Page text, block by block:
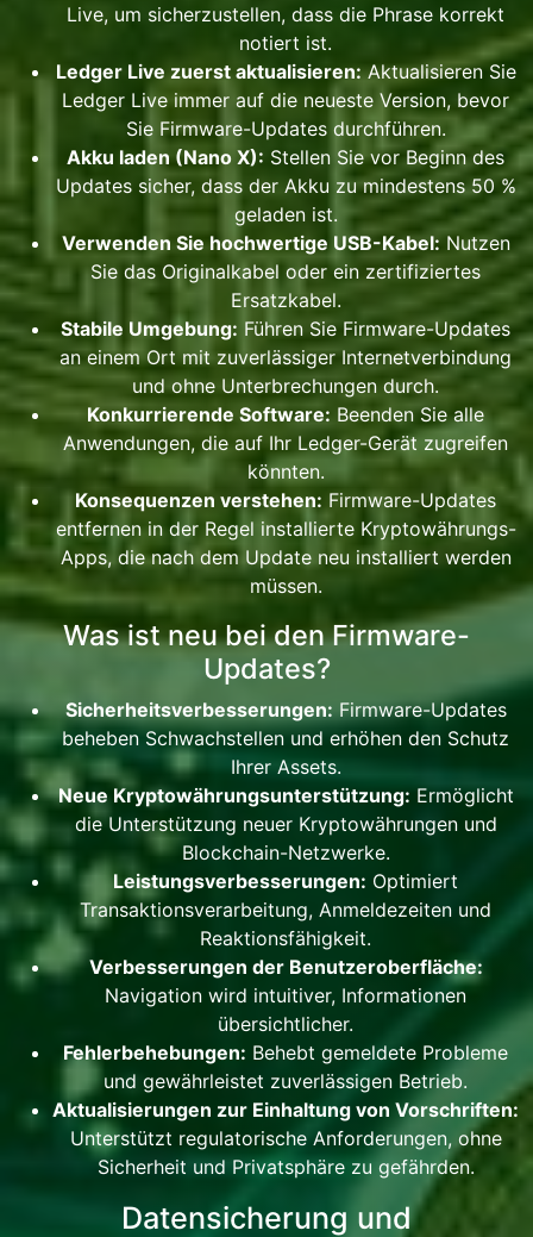
Live, um sicherzustellen, dass die Phrase korrekt
notiert ist.
Ledger Live zuerst aktualisieren:Aktualisieren Sie
Ledger Live immer auf die neueste Version, bevor
Sie Firmware-Updates durchführen.
Akku laden (Nano X): Stellen Sie vor Beginn des
Updates sicher, dass der Akku zu mindestens 50 %
geladen ist.
Verwenden Sie hochwertige USB-Kabel:Nutzen
Sie das Originalkabel oder ein zertifiziertes
Ersatzkabel.
Stabile Umgebung: Führen Sie Firmware-Updates
an einem Ort mit zuverlässiger Internetverbindung
und ohne Unterbrechungen durch.
Konkurrierende Software: Beenden Sie alle
Anwendungen, die auf Ihr Ledger-Gerät zugreifen
könnten.
Konsequenzen verstehen: Firmware-Updates
entfernen in der Regel installierte Kryptowährungs-
Apps, die nach dem Update neu installiert werden
müssen.
Was ist neu bei den Firmware-
Updates?
Sicherheitsverbesserungen: Firmware-Updates
beheben Schwachstellen und erhöhen den Schutz
Ihrer Assets.
Neue Kryptowährungsunterstützung: Ermöglicht
die Unterstützung neuer Kryptowährungen und
Blockchain-Netzwerke.
Leistungsverbesserungen: Optimiert
Transaktionsverarbeitung, Anmeldezeiten und
Reaktionsfähigkeit.
Verbesserungen der Benutzeroberfläche:
Navigation wird intuitiver, Informationen
übersichtlicher.
Fehlerbehebungen: Behebt gemeldete Probleme
und gewährleistet zuverlässigen Betrieb.
Aktualisierungen zur Einhaltung von Vorschriften:
Unterstützt regulatorische Anforderungen, ohne
Sicherheit und Privatsphäre zu gefährden.
Datensicherung und